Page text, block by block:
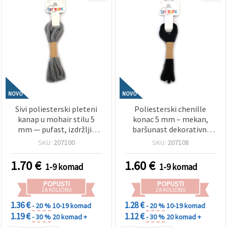
NOVO
Sivi poliesterski pleteni
kanap u mohair stilu 5
mm — pufast, izdržljiv
ukrasni materijal za hobi i
SKU: 207100
1.70€ 1-9 komad
POPUSTI
ZA KOLIČINU
1.36 €- 20 %10-19 komad
1.19 €- 30 % 20 komad +
NOVO
Poliesterski chenille
konac 5 mm – mekan,
baršunast dekorativni
predivo za hobi i ručni rad,
SKU: 207108
1.60€ 1-9 komad
POPUSTI
ZA KOLIČINU
1.28 €- 20 %10-19 komad
1.12 €- 30 % 20 komad +